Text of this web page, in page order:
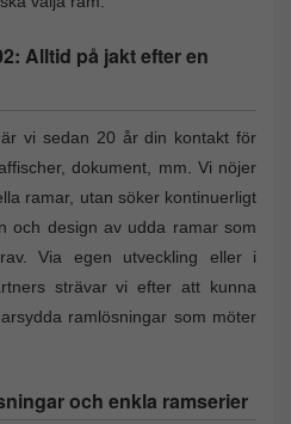
Alltid på jakt efter en
vi sedan 20 år din kontakt för
dokument, mm. Vi nöjer
ramar, utan söker kontinuerligt
och design av udda ramar som
Via egen utveckling eller i
strävar vi efter att kunna
ramlösningar som möter
och enkla ramserier